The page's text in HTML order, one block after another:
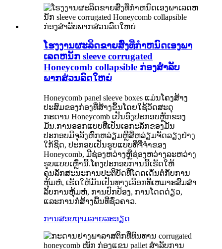
ໂຮງງານຜະລິດຂາຍສົ່ງທີ່ກໍາຫນົດເອງພາ
ເລດຫນັກ sleeve corrugated
Honeycomb collapsible ກ່ອງສໍາລັບ
ພາກສ່ວນລົດໃຫຍ່
Honeycomb panel sleeve boxes ແມ່ນໂຄງສ້າງ
ປະສົມຂອງກ່ອງທີ່ສ້າງຂຶ້ນໂດຍໃຊ້ວັດສະດຸ
ກະດານ Honeycomb ເປັນອົງປະກອບຫຼັກຂອງ
ມັນ.ການອອກແບບທີ່ເປັນເອກະລັກຂອງມັນ
ປະກອບມີຈຸລັງຫົກຫລ່ຽມຫຼືສີ່ຫລ່ຽມຈັດລຽງຢ່າງ
ໃກ້ຊິດ, ປະກອບເປັນຮູບແບບທີ່ຈື່ຈໍາຂອງ
Honeycomb, ມີຊ່ອງຫວ່າງຫຼືຊ່ອງຫວ່າງລະຫວ່າງ
ຮູບແບບເຫຼົ່ານີ້.ໂຄງປະກອບການນີ້ເຮັດໃຫ້
ຄຸນລັກສະນະການປະຕິບັດທີ່ໂດດເດັ່ນຕໍ່ກັບການ
ຫຸ້ມຫໍ່, ເຮັດໃຫ້ມັນເປັນທາງເລືອກທີ່ເຫມາະສົມສໍາ
ລັບການຫຸ້ມຫໍ່, ການປົກປ້ອງ, ການໂດດດ່ຽວ,
ແລະການກໍ່ສ້າງພື້ນທີ່ຊົ່ວຄາວ.
ການສອບຖາມລາຍລະອຽດ